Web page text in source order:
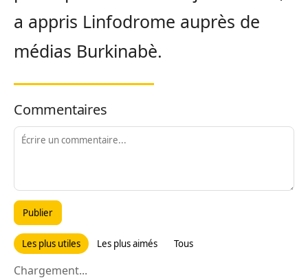
a appris Linfodrome auprès de
médias Burkinabè.
Commentaires
Publier
Les plus utiles Les plus aimés Tous
Chargement...